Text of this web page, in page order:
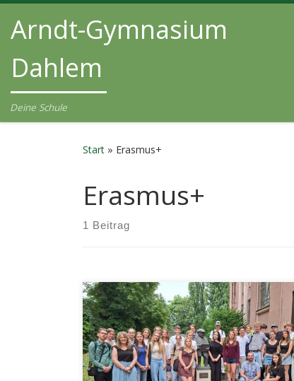
Zum Inhalt springen
Arndt-Gymnasium
Dahlem
Deine Schule
Start » Erasmus+
Erasmus+
1 Beitrag
Am 19.06. begann für uns die Reise nach
bereits in den frühen Morgenstunden.
06:30 Uhr trafen wir […]